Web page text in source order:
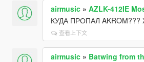
airmusic» AZLK-412IE
КУДА ПРОПАЛ AKROM???
查看上下文
airmusic» Batwing from